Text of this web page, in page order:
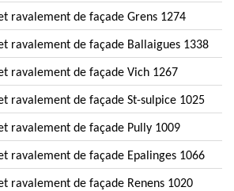
ravalement de façade Grens 1274
ravalement de façade Ballaigues 1338
ravalement de façade Vich 1267
ravalement de façade St-sulpice 1025
ravalement de façade Pully 1009
ravalement de façade Epalinges 1066
ravalement de façade Renens 1020